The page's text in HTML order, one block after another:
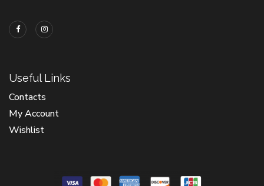
Useful Links
Contacts
My Account
Wishlist